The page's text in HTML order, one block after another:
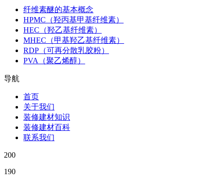
纤维素醚的基本概念
HPMC（羟丙基甲基纤维素）
HEC（羟乙基纤维素）
MHEC（甲基羟乙基纤维素）
RDP（可再分散乳胶粉）
PVA（聚乙烯醇）
导航
首页
关于我们
装修建材知识
装修建材百科
联系我们
200
190